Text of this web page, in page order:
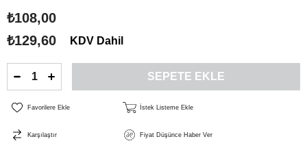
₺108,00
KDV Dahil
₺129,60
Favorilere Ekle İstek Listeme Ekle
Karşılaştır Fiyat Düşünce Haber Ver